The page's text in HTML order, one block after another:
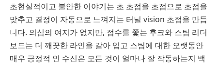
초현실적이고 불안한 이야기는 초 초점을 초점으로 초점을
맞추고 결정이 자동으로 느껴지는 터널 vision 초점을 만듭
니다. 의심의 여지가 없지만, 점수를 쫓는 후크와 스팀 리더
보드는 더 깨끗한 라인을 갈아 입고 스팀에 대한 오랫동안
매우 긍정적 인 수신은 모든 것이 얼마나 잘 작동하는지 백